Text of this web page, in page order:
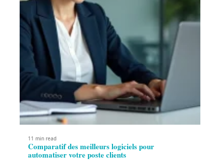
11 min read
Comparatif des meilleurs logiciels pour
automatiser votre poste clients